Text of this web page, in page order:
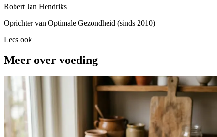
Robert Jan Hendriks
Oprichter van Optimale Gezondheid (sinds 2010)
Lees ook
Meer over voeding